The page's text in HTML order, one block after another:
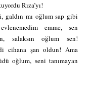
Rıza’yı!
galdın mı oğlum sap gibi
emme, sen
salaksın oğlum sen!
cihana şan oldun! Ama
oğlum, seni tanımayan